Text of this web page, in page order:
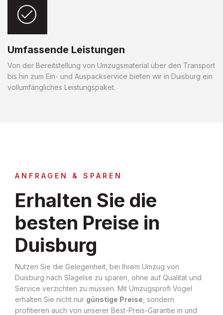
Umfassende Leistungen
Von der Bereitstellung von Umzugsmaterial über den Transport
bis hin zum Ein- und Auspackservice bieten wir in Duisburg ein
vollumfängliches Leistungspaket.
ANFRAGEN & SPAREN
Erhalten Sie die
besten Preise in
Duisburg
Nutzen Sie die Gelegenheit, bei Ihrem Umzug von
Duisburg nach Slagelse zu sparen, ohne auf Qualität und
Service verzichten zu müssen. Mit Umzugsprofi Vogel
erhalten Sie nicht nur günstige Preise , sondern
profitieren auch von unserer Best-Preis-Garantie in und